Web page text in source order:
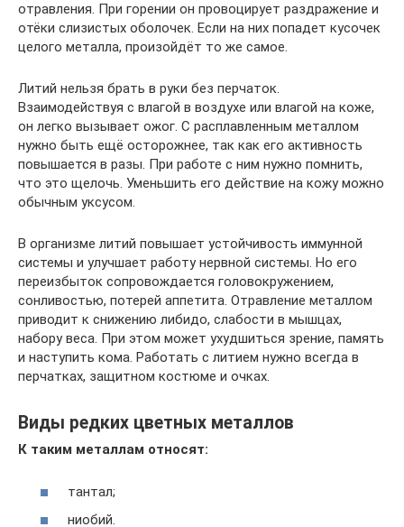
отравления. При горении он провоцирует раздражение и
отёки слизистых оболочек. Если на них попадет кусочек
целого металла, произойдёт то же самое.
Литий нельзя брать в руки без перчаток.
Взаимодействуя с влагой в воздухе или влагой на коже,
он легко вызывает ожог. С расплавленным металлом
нужно быть ещё осторожнее, так как его активность
повышается в разы. При работе с ним нужно помнить,
что это щелочь. Уменьшить его действие на кожу можно
обычным уксусом.
В организме литий повышает устойчивость иммунной
системы и улучшает работу нервной системы. Но его
переизбыток сопровождается головокружением,
сонливостью, потерей аппетита. Отравление металлом
приводит к снижению либидо, слабости в мышцах,
набору веса. При этом может ухудшиться зрение, память
и наступить кома. Работать с литием нужно всегда в
перчатках, защитном костюме и очках.
Виды редких цветных металлов
К таким металлам относят:
тантал;
ниобий.